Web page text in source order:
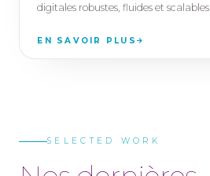
digitales robustes, fluides et scalables.
EN SAVOIR PLUS
SELECTED WORK